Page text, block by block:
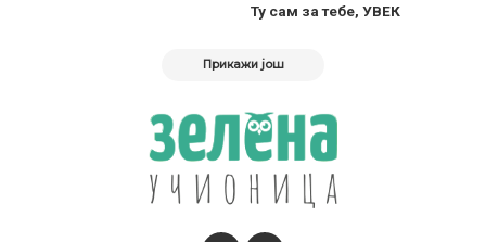
Ту сам за тебе, УВЕК
Прикажи још